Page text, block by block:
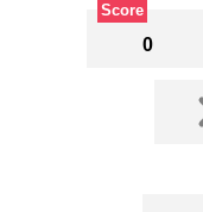
Score
0